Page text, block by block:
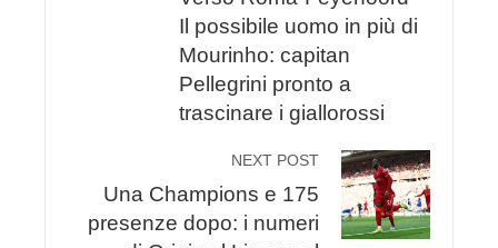
Il possibile uomo in più di
Mourinho: capitan
Pellegrini pronto a
trascinare i giallorossi
NEXT POST
Una Champions e 175
presenze dopo: i numeri